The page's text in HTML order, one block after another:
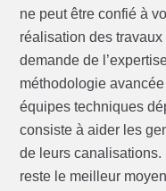
ne peut être confié à
réalisation des
demande de
méthodologie
équipes techniques
consiste à aider les
de leurs canalisations.
reste le meilleur